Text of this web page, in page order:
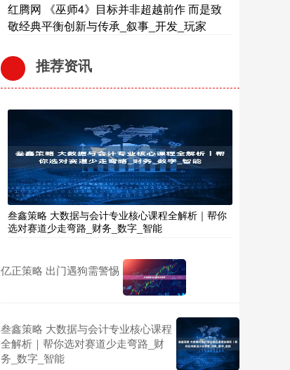
红腾网 《巫师4》目标并非超越前作 而是致
敬经典平衡创新与传承_叙事_开发_玩家
推荐资讯
叁鑫策略 大数据与会计专业核心课程全解析｜帮你
选对赛道少走弯路_财务_数字_智能
亿正策略 出门遇狗需警惕
叁鑫策略 大数据与会计专业核心课程
全解析｜帮你选对赛道少走弯路_财
务_数字_智能